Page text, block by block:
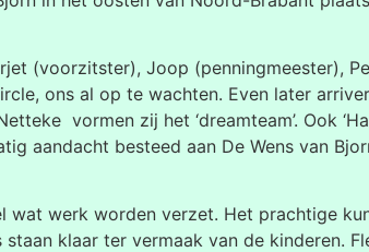
(voorzitster), Joop (penningmeester),
ons al op te wachten. Even later
vormen zij het ‘dreamteam’. Ook
aandacht besteed aan De Wens van
wat werk worden verzet. Het prachtige
klaar ter vermaak van de kinderen.